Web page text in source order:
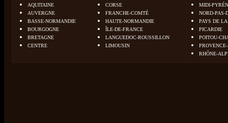
AQUITAINE
AUVERGNE
BASSE-NORMANDIE
BOURGOGNE
BRETAGNE
CENTRE
CORSE
FRANCHE-COMTÉ
HAUTE-NORMANDIE
ÎLE-DE-FRANCE
LANGUEDOC-ROUSSILLON
LIMOUSIN
MIDI-
NORD-PAS-
PAYS DE
PICARDIE
POITOU-
RHÔNE-